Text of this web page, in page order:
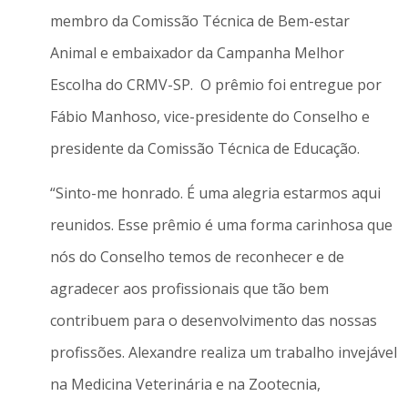
membro da Comissão Técnica de Bem-estar
Animal e embaixador da Campanha Melhor
Escolha do CRMV-SP. O prêmio foi entregue por
Fábio Manhoso, vice-presidente do Conselho e
presidente da Comissão Técnica de Educação.
“Sinto-me honrado. É uma alegria estarmos aqui
reunidos. Esse prêmio é uma forma carinhosa que
nós do Conselho temos de reconhecer e de
agradecer aos profissionais que tão bem
contribuem para o desenvolvimento das nossas
profissões. Alexandre realiza um trabalho invejável
na Medicina Veterinária e na Zootecnia,